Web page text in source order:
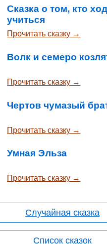
Сказка о том, кто
учиться
Прочитать сказку →
Волк и семеро
Прочитать сказку →
Чертов чумазый
Прочитать сказку →
Умная Эльза
Прочитать сказку →
Случайная сказка
Список сказок